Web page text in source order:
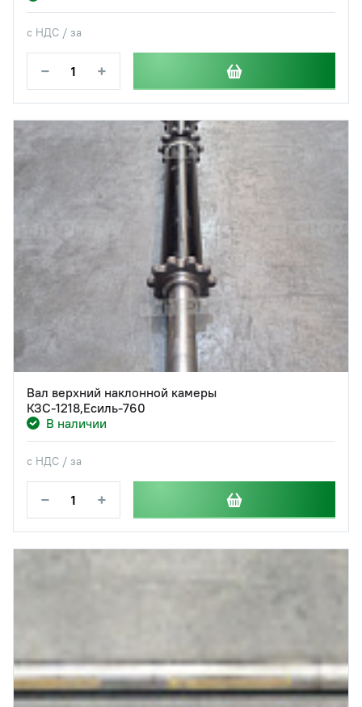
с НДС / за
− +
Вал верхний наклонной камеры
КЗС-1218,Есиль-760
В наличии
с НДС / за
− +